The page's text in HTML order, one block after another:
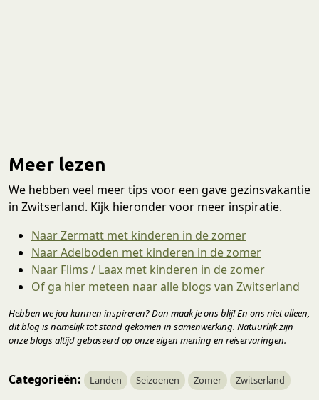
Meer lezen
We hebben veel meer tips voor een gave gezinsvakantie
in Zwitserland. Kijk hieronder voor meer inspiratie.
Naar Zermatt met kinderen in de zomer
Naar Adelboden met kinderen in de zomer
Naar Flims / Laax met kinderen in de zomer
Of ga hier meteen naar alle blogs van Zwitserland
Hebben we jou kunnen inspireren? Dan maak je ons blij! En ons niet alleen,
dit blog is namelijk tot stand gekomen in samenwerking. Natuurlijk zijn
onze blogs altijd gebaseerd op onze eigen mening en reiservaringen.
Categorieën: Landen Seizoenen Zomer Zwitserland